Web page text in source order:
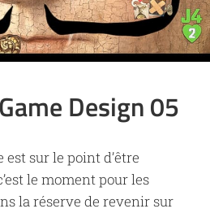
Design 05
sur le point d’être
le moment pour les
la réserve de revenir sur